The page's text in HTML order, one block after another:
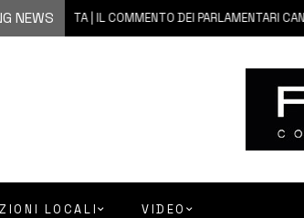
NEWS| IL COMMENTO DEI PARLAMENTARI CANNATA
LOCALI VIDEO